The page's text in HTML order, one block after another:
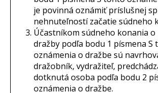
je povinná oznámiť príslušnej
nehnuteľností začatie súdneho
Účastníkom súdneho konania
dražby podľa bodu 1 písmena S
oznámenia o dražbe sú
dražobník, vydražiteľ,
dotknutá osoba podľa bodu 2
oznámenia o dražbe.